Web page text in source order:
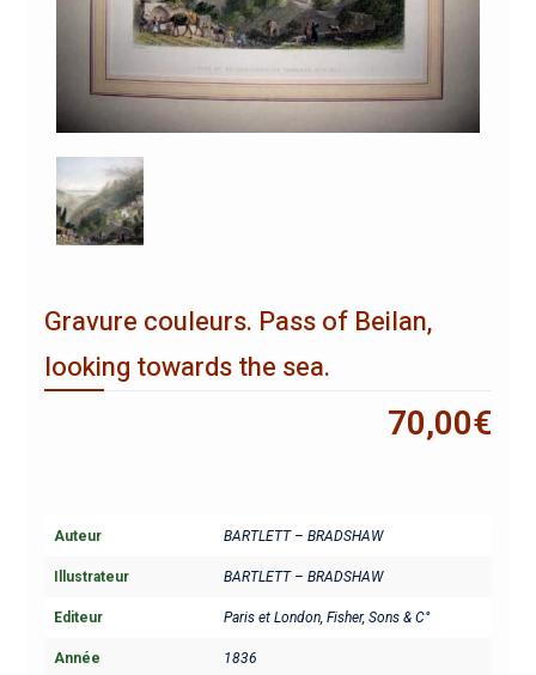
Gravure couleurs. Pass of Beilan,
looking towards the sea.
70,00€
Auteur BARTLETT – BRADSHAW
Illustrateur BARTLETT – BRADSHAW
Editeur Paris et London, Fisher, Sons & C°
Année 1836